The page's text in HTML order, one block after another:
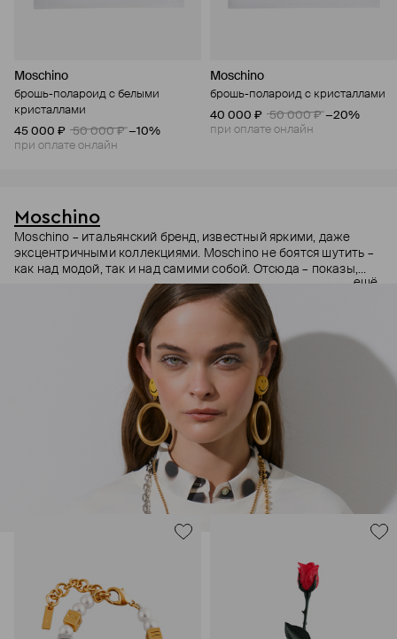
Moschino
брошь-полароид с белыми
кристаллами
45 000 ₽
50 000 ₽ −10%
при оплате онлайн
Moschino
брошь-полароид с кристаллами
40 000 ₽
50 000 ₽ −20%
при оплате онлайн
Moschino
Moschino – итальянский бренд, известный яркими, даже
эксцентричными коллекциями. Moschino не боятся шутить –
как над модой, так и над самими собой. Отсюда – показы,
мгновенно становящиеся главными событиями, вирусные
выходы селебрити (помните Кэти Перри в платье-люстре на
бале Института костюма Met Gala в 2019 году?) и
коллаборации с самыми неожиданными кандидатами, от
«Улицы Сезам» до The Sims. Украшения бренда –
гипертрофированно праздничные, практически
нарисованные: с кристаллами размером с ладонь и будто бы
расплавленными сердцами.
ещё